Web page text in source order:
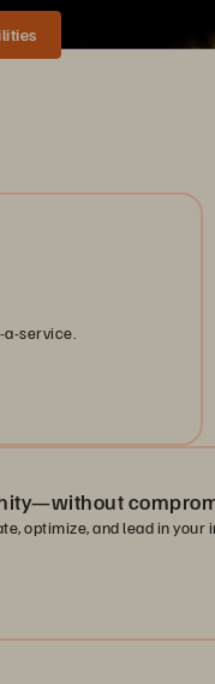
service.
optimize, and lead in your